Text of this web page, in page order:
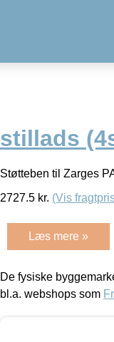
stillads
Støtteben til Zarges
2727.5 kr. (Vis
Læs mere »
De fysiske
bl.a. webshops som